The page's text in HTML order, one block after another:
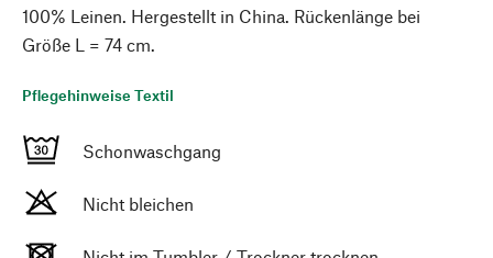
100% Leinen. Hergestellt in China. Rückenlänge bei
Größe L = 74 cm.
Pflegehinweise Textil
Schonwaschgang
Nicht bleichen